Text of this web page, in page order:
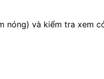
và kiểm tra xem